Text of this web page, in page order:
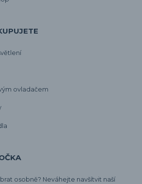
ovladačem
osobně? Neváhejte navšítvit naší